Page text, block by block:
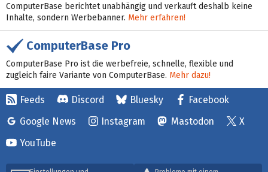
ComputerBase berichtet unabhängig und verkauft deshalb keine
Inhalte, sondern Werbebanner. Mehr erfahren!
ComputerBase Pro
ComputerBase Pro ist die werbefreie, schnelle, flexible und
zugleich faire Variante von ComputerBase. Mehr dazu!
Feeds Discord Bluesky
Facebook
Google News
Instagram Mastodon
X
YouTube